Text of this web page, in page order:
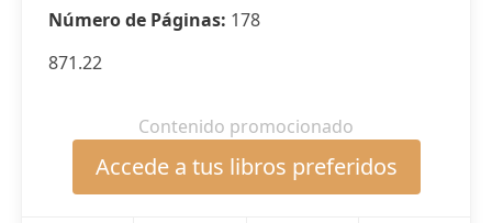
Número de Páginas: 178
871.22
Contenido promocionado
Accede a tus libros preferidos